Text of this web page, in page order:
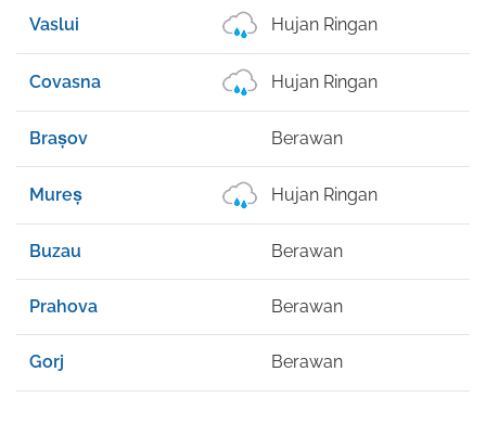
Vaslui Hujan Ringan
Covasna Hujan Ringan
Brașov Berawan
Mureș Hujan Ringan
Buzau Berawan
Prahova Berawan
Gorj Berawan